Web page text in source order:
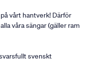
vårt hantverk! Därför
våra sängar (gäller ram
svenskt